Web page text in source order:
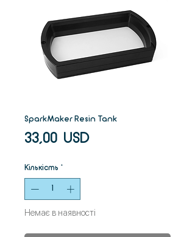
SparkMaker Resin Tank
33,00 USDЦіна
Кількість *
Немає в наявності